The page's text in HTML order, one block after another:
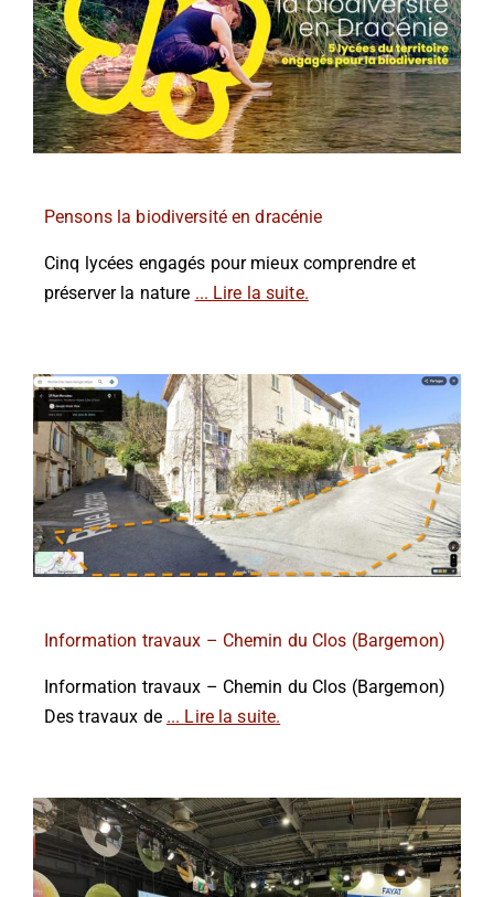
Pensons la biodiversité en dracénie
Cinq lycées engagés pour mieux comprendre et
préserver la nature ... Lire la suite.
Information travaux – Chemin du Clos (Bargemon)
Information travaux – Chemin du Clos (Bargemon)
Des travaux de ... Lire la suite.